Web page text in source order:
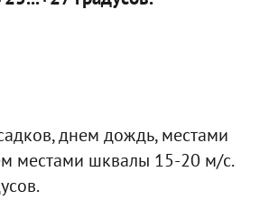
днем дождь, местами
местами шквалы 15-20 м/с.